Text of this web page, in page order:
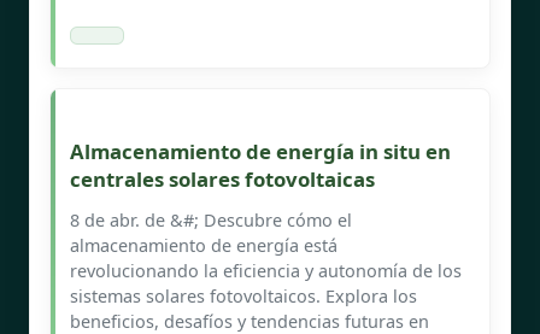
Almacenamiento de energía in situ en
centrales solares fotovoltaicas
8 de abr. de &#; Descubre cómo el
almacenamiento de energía está
revolucionando la eficiencia y autonomía de los
sistemas solares fotovoltaicos. Explora los
beneficios, desafíos y tendencias futuras en